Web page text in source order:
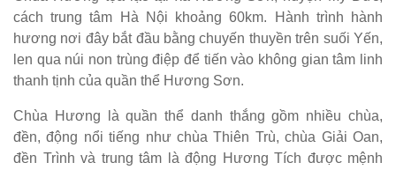
cách trung tâm Hà Nội khoảng 60km. Hành trình hành
hương nơi đây bắt đầu bằng chuyến thuyền trên suối Yến,
len qua núi non trùng điệp để tiến vào không gian tâm linh
thanh tịnh của quần thể Hương Sơn.
Chùa Hương là quần thể danh thắng gồm nhiều chùa,
đền, động nổi tiếng như chùa Thiên Trù, chùa Giải Oan,
đền Trình và trung tâm là động Hương Tích được mệnh